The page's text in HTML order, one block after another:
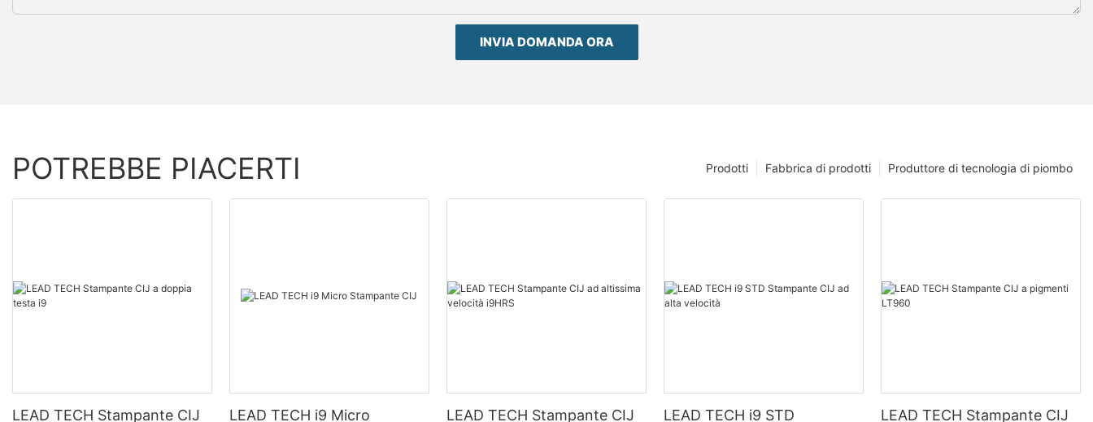
INVIA DOMANDA ORA
POTREBBE PIACERTI Produttore di tecnologia di piombo
Fabbrica di prodotti
Prodotti
LEAD TECH Stampante CIJ
LEAD TECH i9 Micro
LEAD TECH Stampante CIJ
LEAD TECH i9 STD
LEAD TECH Stampante CIJ